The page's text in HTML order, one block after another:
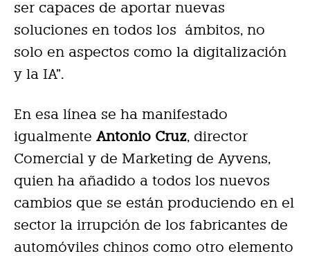
ser capaces de aportar nuevas
soluciones en todos los ámbitos, no
solo en aspectos como la digitalización
y la IA”.
En esa línea se ha manifestado
igualmente Antonio Cruz, director
Comercial y de Marketing de Ayvens,
quien ha añadido a todos los nuevos
cambios que se están produciendo en el
sector la irrupción de los fabricantes de
automóviles chinos como otro elemento